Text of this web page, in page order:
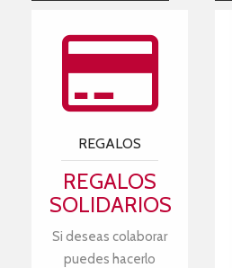
REGALOS
REGALOS
SOLIDARIOS
Si deseas colaborar
puedes hacerlo